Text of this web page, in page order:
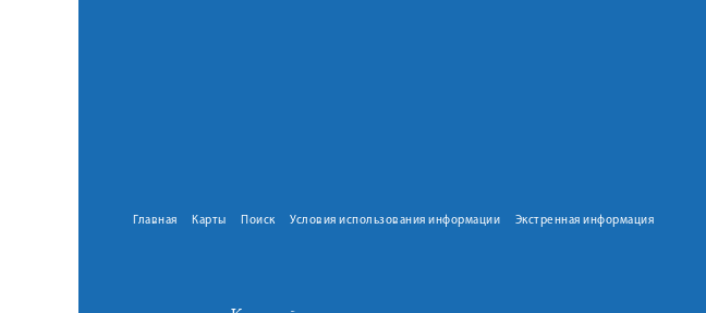
Главная Карты Поиск Условия использования информации Экстренная информация